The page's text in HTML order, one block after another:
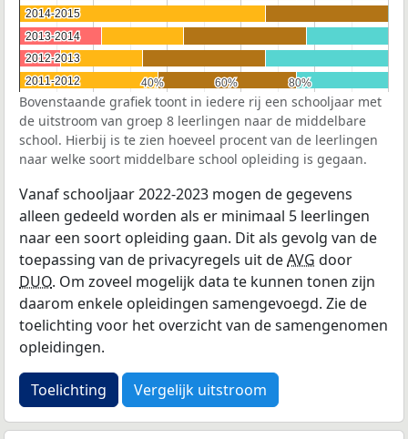
40%
40% 60%
60% 80%
80%
2014-2015
2014-2015
2013-2014
2013-2014
2012-2013
2012-2013
2011-2012
2011-2012
Bovenstaande grafiek toont in iedere rij een schooljaar met
de uitstroom van groep 8 leerlingen naar de middelbare
school. Hierbij is te zien hoeveel procent van de leerlingen
naar welke soort middelbare school opleiding is gegaan.
Vanaf schooljaar 2022-2023 mogen de gegevens
alleen gedeeld worden als er minimaal 5 leerlingen
naar een soort opleiding gaan. Dit als gevolg van de
toepassing van de privacyregels uit deAVG door
DUO. Om zoveel mogelijk data te kunnen tonen zijn
daarom enkele opleidingen samengevoegd. Zie de
toelichting voor het overzicht van de samengenomen
opleidingen.
Toelichting Vergelijk uitstroom